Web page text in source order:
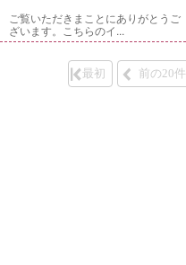
ご覧いただきまことにありがとうご
ざいます。こちらのイ...
最初 前の20件